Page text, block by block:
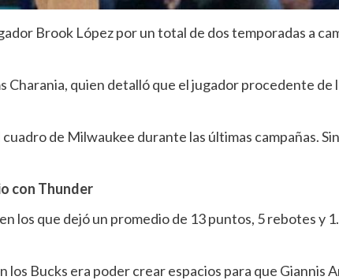
Brook López por un total de dos temporadas a
Charania, quien detalló que el jugador procedente
de Milwaukee durante las últimas campañas.
con Thunder
los que dejó un promedio de 13 puntos, 5 rebotes y
los Bucks era poder crear espacios para que